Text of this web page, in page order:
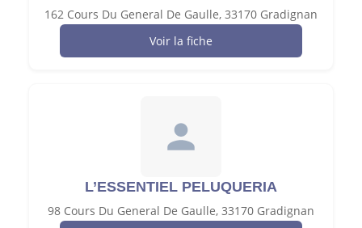
162 Cours Du General De Gaulle, 33170 Gradignan
Voir la fiche
L’ESSENTIEL PELUQUERIA
98 Cours Du General De Gaulle, 33170 Gradignan